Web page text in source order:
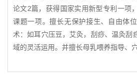
论文2篇，获得国家实用新型专利一项
课题一项。擅长无保护接生、自由体
术：如耳穴压豆，艾灸，刮痧、温灸刮
域的灵活运用。并擅长母乳喂养指导、